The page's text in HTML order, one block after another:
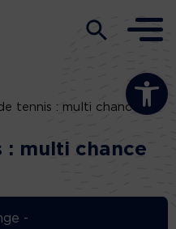
Ouvrir la
tennis : multi chance
: multi chance
-